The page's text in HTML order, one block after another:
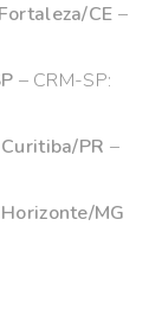
CE –
– CRM-SP:
PR –
MG